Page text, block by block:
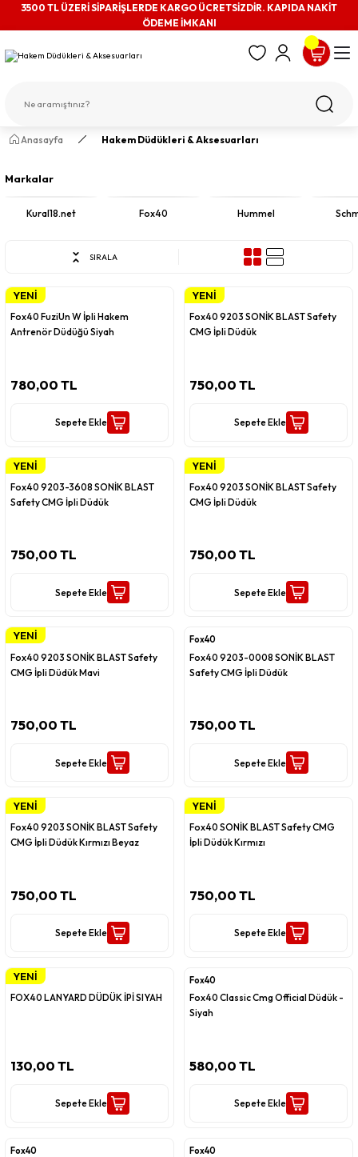
3500 TL ÜZERİ SİPARİŞLERDE KARGO ÜCRETSİZDİR. KAPIDA NAKİT
ÖDEME İMKANI
Anasayfa Hakem Düdükleri & Aksesuarları
Markalar
Kural18.net Fox40 Hummel
SIRALA
YENİ
Fox40
Fox40 FuziUn W İpli Hakem
Antrenör Düdüğü Siyah
780,00 TL
Sepete Ekle
YENİ
Fox40
Fox40 9203 SONİK BLAST Safety
CMG İpli Düdük
750,00 TL
Sepete Ekle
YENİ
Fox40
Fox40 9203-3608 SONİK BLAST
Safety CMG İpli Düdük
750,00 TL
Sepete Ekle
YENİ
Fox40
Fox40 9203 SONİK BLAST Safety
CMG İpli Düdük
750,00 TL
Sepete Ekle
YENİ
Fox40
Fox40 9203 SONİK BLAST Safety
CMG İpli Düdük Mavi
750,00 TL
Sepete Ekle
Fox40
Fox40 9203-0008 SONİK BLAST
Safety CMG İpli Düdük
750,00 TL
Sepete Ekle
YENİ
Fox40
Fox40 9203 SONİK BLAST Safety
CMG İpli Düdük Kırmızı Beyaz
750,00 TL
Sepete Ekle
YENİ
Fox40
Fox40 SONİK BLAST Safety CMG
İpli Düdük Kırmızı
750,00 TL
Sepete Ekle
YENİ
Fox40
FOX40 LANYARD DÜDÜK İPİ SIYAH
130,00 TL
Sepete Ekle
Fox40
Fox40 Classic Cmg Official Düdük -
Siyah
580,00 TL
Sepete Ekle
Fox40 Fox40